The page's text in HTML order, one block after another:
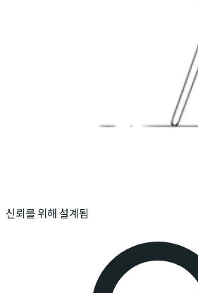
신뢰를 위해 설계됨